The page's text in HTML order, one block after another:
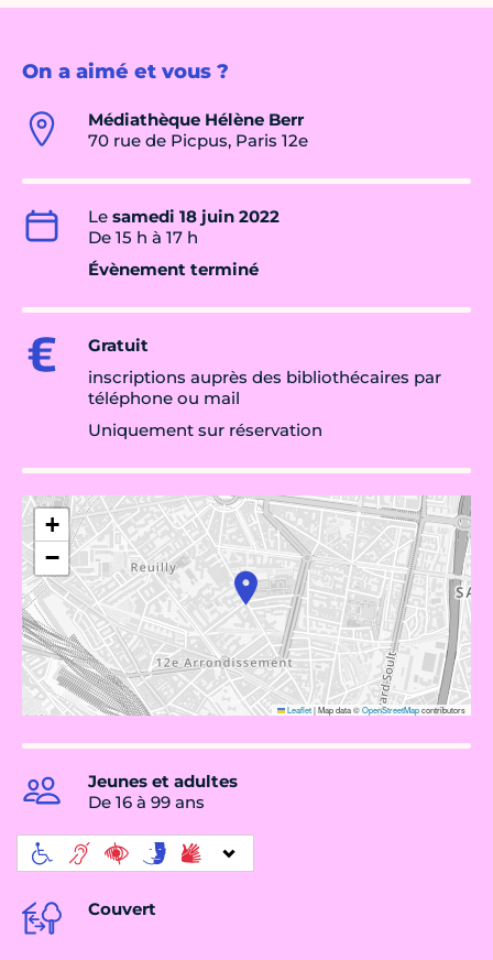
On a aimé et vous ?
Médiathèque Hélène Berr
70 rue de Picpus, Paris 12e
Le samedi 18 juin 2022
De 15 h à 17 h
Évènement terminé
Gratuit
inscriptions auprès des bibliothécaires par
téléphone ou mail
Uniquement sur réservation
+
−
Leaflet|Map data ©OpenStreetMapcontributors
Jeunes et adultes
De 16 à 99 ans
Couvert